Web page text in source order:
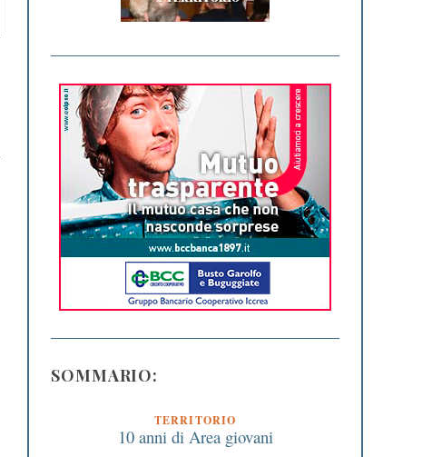
SOMMARIO:
TERRITORIO
10 anni di Area giovani